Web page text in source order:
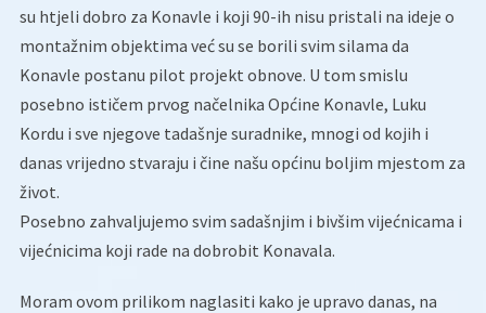
su htjeli dobro za Konavle i koji 90-ih nisu pristali na ideje o
montažnim objektima već su se borili svim silama da
Konavle postanu pilot projekt obnove. U tom smislu
posebno ističem prvog načelnika Općine Konavle, Luku
Kordu i sve njegove tadašnje suradnike, mnogi od kojih i
danas vrijedno stvaraju i čine našu općinu boljim mjestom za
život.
Posebno zahvaljujemo svim sadašnjim i bivšim vijećnicama i
vijećnicima koji rade na dobrobit Konavala.
Moram ovom prilikom naglasiti kako je upravo danas, na